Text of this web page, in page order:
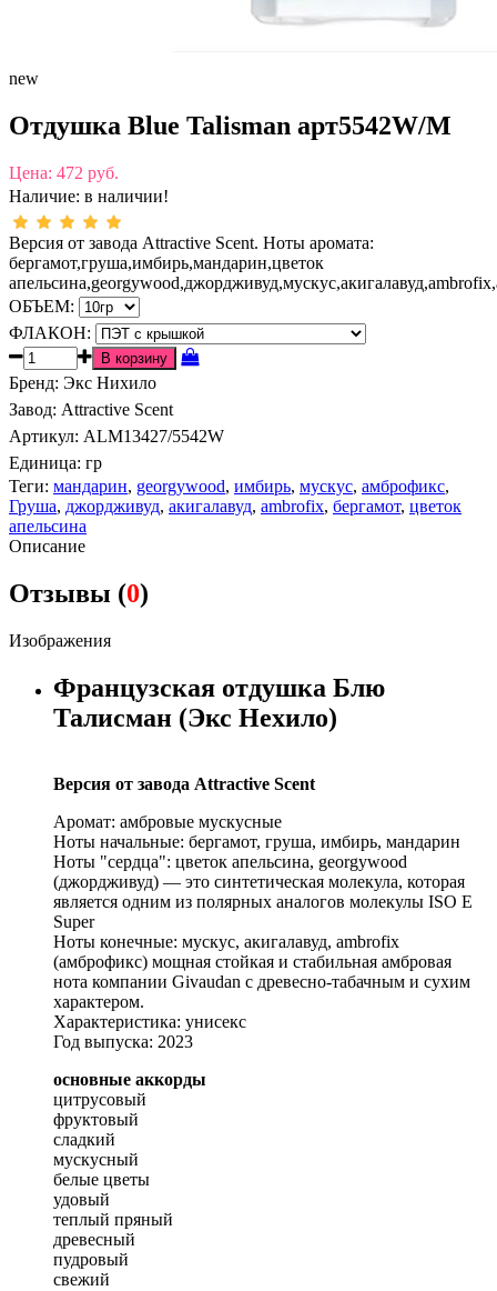
new
Отдушка Blue Talisman арт5542W/M
Цена: 472 руб.
Наличие: в наличии!
​​​​​​​Версия от завода Attractive Scent. Ноты аромата:
бергамот,груша,имбирь,мандарин,цветок
ОБЪЕМ:
ФЛАКОН:
Бренд: Экс Нихило
Завод: Attractive Scent
Артикул: ALM13427/5542W
Единица: гр
Теги: мандарин, georgywood, имбирь, мускус, амброфикс,
Груша, джордживуд, акигалавуд, ambrofix, бергамот, цветок
апельсина
Описание
Отзывы (0)
Изображения
Французская отдушка Блю
Талисман (Экс Нехило)
Версия от завода Attractive Scent
Аромат: амбровые мускусные
Ноты начальные: бергамот, груша, имбирь, мандарин
Ноты "сердца": цветок апельсина, georgywood
(джордживуд) — это синтетическая молекула, которая
является одним из полярных аналогов молекулы ISO E
Super
Ноты конечные: мускус, акигалавуд, ambrofix
(амброфикс) мощная стойкая и стабильная амбровая
нота компании Givaudan с древесно-табачным и сухим
характером.
Характеристика: унисекс
Год выпуска: 2023
основные аккорды
цитрусовый
фруктовый
сладкий
мускусный
белые цветы
удовый
теплый пряный
древесный
пудровый
свежий